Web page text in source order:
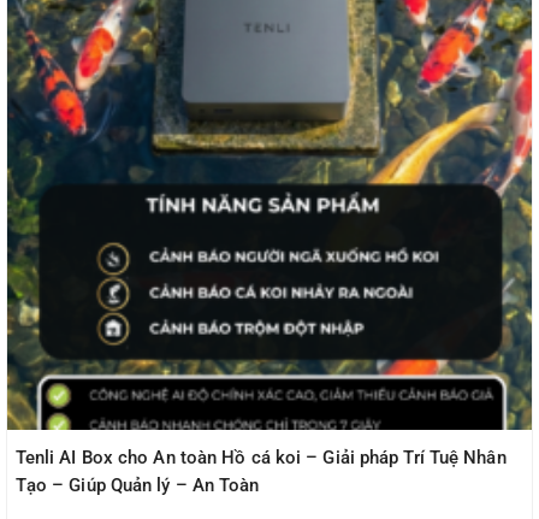
Tenli AI Box cho An toàn Hồ cá koi – Giải pháp Trí Tuệ Nhân
Tạo – Giúp Quản lý – An Toàn